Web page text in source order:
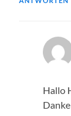
Hallo